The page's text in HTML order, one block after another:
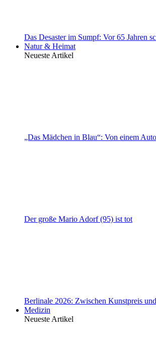
Das Desaster im Sumpf: Vor 65 Jahren
Natur & Heimat
Neueste Artikel
„Das Mädchen in Blau“: Von einem
Der große Mario Adorf (95) ist tot
Berlinale 2026: Zwischen Kunstpreis
Medizin
Neueste Artikel